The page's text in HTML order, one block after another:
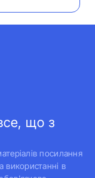
що з
посилання
використанні в